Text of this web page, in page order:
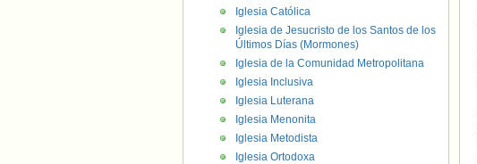
Iglesia Católica
Iglesia de Jesucristo de los Santos de los
Últimos Días (Mormones)
Iglesia de la Comunidad Metropolitana
Iglesia Inclusiva
Iglesia Luterana
Iglesia Menonita
Iglesia Metodista
Iglesia Ortodoxa